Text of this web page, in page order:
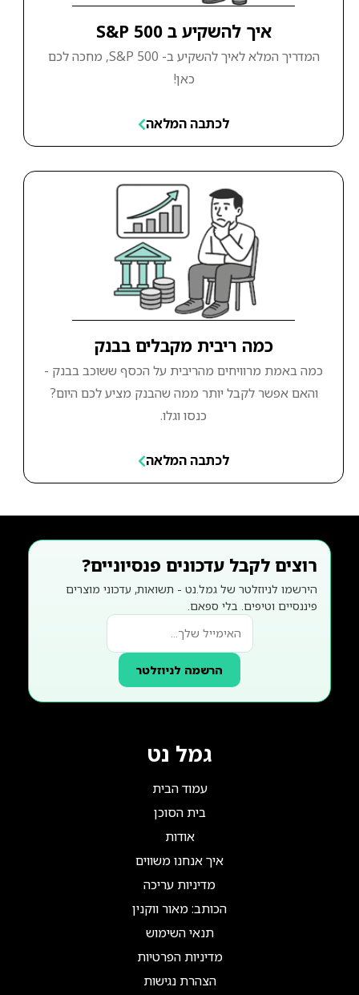
איך להשקיע ב S&P 500
המדריך המלא לאיך להשקיע ב- S&P 500, מחכה לכם
כאן!
לכתבה המלאה
כמה ריבית מקבלים בבנק
כמה באמת מרוויחים מהריבית על הכסף ששוכב בבנק -
והאם אפשר לקבל יותר ממה שהבנק מציע לכם היום?
כנסו וגלו.
לכתבה המלאה
רוצים לקבל עדכונים פנסיוניים?
הירשמו לניוזלטר של גמל.נט - תשואות, עדכוני מוצרים
פיננסיים וטיפים. בלי ספאם.
הרשמה לניוזלטר
גמל נט
עמוד הבית
בית הסוכן
אודות
איך אנחנו משווים
מדיניות עריכה
הכותב: מאור ווקנין
תנאי השימוש
מדיניות הפרטיות
הצהרת נגישות